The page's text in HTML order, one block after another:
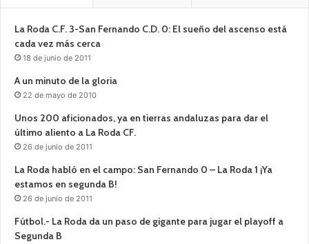
La Roda C.F. 3-San Fernando C.D. 0: El sueño del ascenso está
cada vez más cerca
18 de junio de 2011
A un minuto de la gloria
22 de mayo de 2010
Unos 200 aficionados, ya en tierras andaluzas para dar el
último aliento a La Roda CF.
26 de junio de 2011
La Roda habló en el campo: San Fernando 0 – La Roda 1 ¡Ya
estamos en segunda B!
26 de junio de 2011
Fútbol.- La Roda da un paso de gigante para jugar el playoff a
Segunda B